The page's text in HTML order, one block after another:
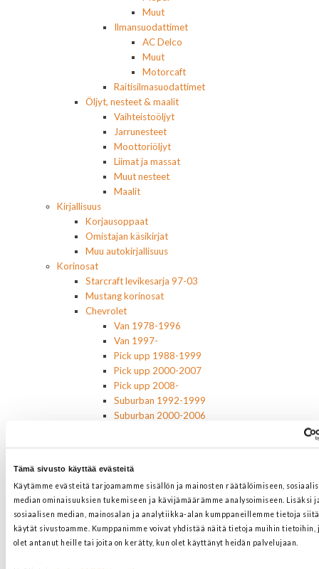
Tämä sivusto käyttää evästeitä
Käytämme evästeitä tarjoamamme sisällön ja mainosten räätälöimiseen,
median ominaisuuksien tukemiseen ja kävijämäärämme analysoimiseen. Lisäksi
sosiaalisen median, mainosalan ja analytiikka-alan kumppaneillemme tietoja
käytät sivustoamme. Kumppanimme voivat yhdistää näitä tietoja muihin tietoihin,
olet antanut heille tai joita on kerätty, kun olet käyttänyt heidän palvelujaan.
Muut
Ilmansuodattimet
AC Delco
Muut
Motorcaft
Raitisilmasuodattimet
Öljyt, nesteet & maalit
Vaihteistoöljyt
Jarrunesteet
Moottoriöljyt
Liimat ja massat
Muut nesteet
Maalit
Kirjallisuus
Korjausoppaat
Omistajan käsikirjat
Muu autokirjallisuus
Korinosat
Starcraft levikesarja 97-03
Mustang korinosat
Chevrolet
Van 1978-1996
Van 1997-
Pick upp 1988-1999
Pick upp 2000-2007
Pick upp 2008-
Suburban 1992-1999
Suburban 2000-2006
Corvette
Ford
Dodge
Chrysler
Pontiac
Buick
Jeep